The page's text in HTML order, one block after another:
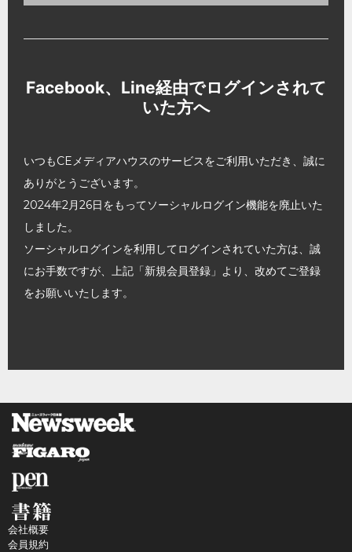
Facebook、Line経由でログインされて
いた方へ
いつもCEメディアハウスのサービスをご利用いただき、誠に
ありがとうございます。
2024年2月26日をもってソーシャルログイン機能を廃止いた
しました。
ソーシャルログインを利用してログインされていた方は、誠
にお手数ですが、上記「新規会員登録」より、改めてご登録
をお願いいたします。
会社概要
会員規約